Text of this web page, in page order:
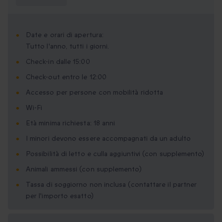
Date e orari di apertura:
Tutto l'anno, tutti i giorni.
Check-in dalle 15:00
Check-out entro le 12:00
Accesso per persone con mobilità ridotta
Wi-Fi
Età minima richiesta: 18 anni
I minori devono essere accompagnati da un adulto
Possibilità di letto e culla aggiuntivi (con supplemento)
Animali ammessi (con supplemento)
Tassa di soggiorno non inclusa (contattare il partner
per l'importo esatto)